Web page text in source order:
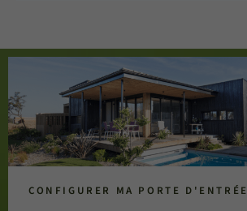
CONFIGURER MA PORTE D'ENTRÉE